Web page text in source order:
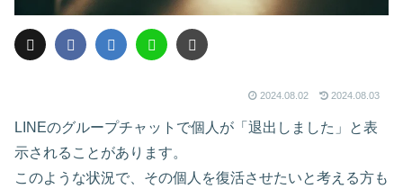
2024.08.02 2024.08.03
LINEのグループチャットで個人が「退出しました」と表
示されることがあります。
このような状況で、その個人を復活させたいと考える方も